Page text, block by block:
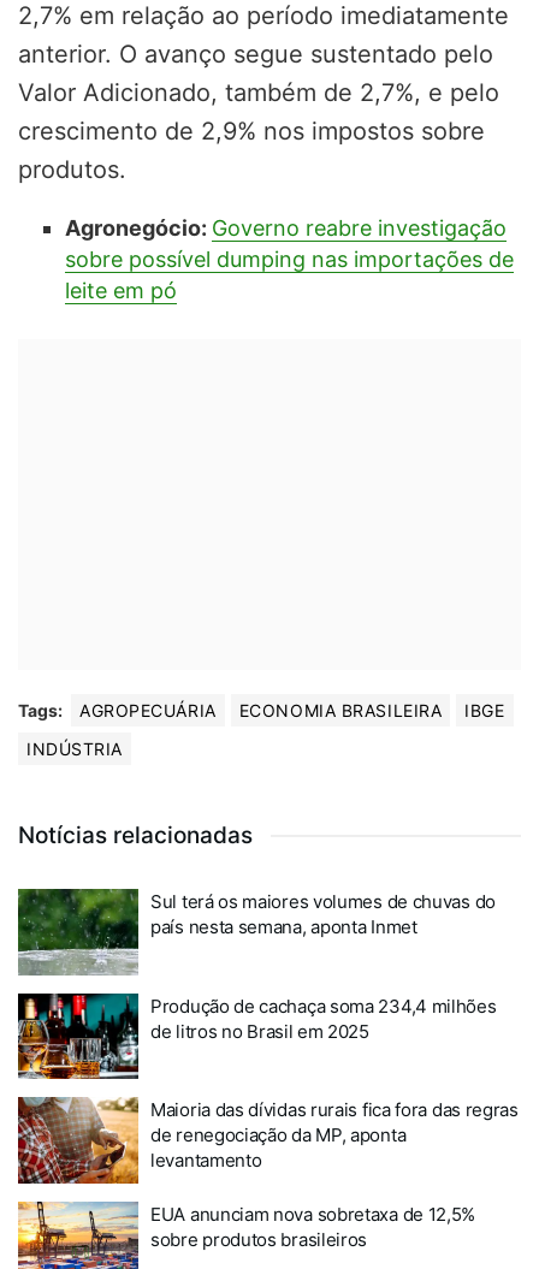
2,7% em relação ao período imediatamente
anterior. O avanço segue sustentado pelo
Valor Adicionado, também de 2,7%, e pelo
crescimento de 2,9% nos impostos sobre
produtos.
Agronegócio: Governo reabre investigação
sobre possível dumping nas importações de
leite em pó
Tags: AGROPECUÁRIA ECONOMIA BRASILEIRA
IBGE
INDÚSTRIA
Notícias relacionadas
Sul terá os maiores volumes de chuvas do
país nesta semana, aponta Inmet
Produção de cachaça soma 234,4 milhões
de litros no Brasil em 2025
Maioria das dívidas rurais fica fora das regras
de renegociação da MP, aponta
levantamento
EUA anunciam nova sobretaxa de 12,5%
sobre produtos brasileiros